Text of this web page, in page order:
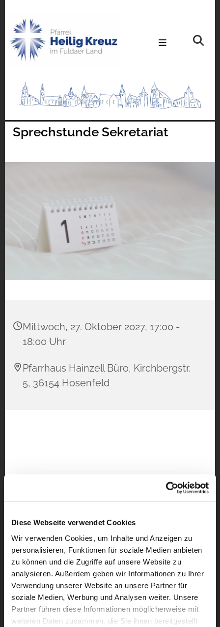
Diese Webseite verwendet Cookies
Wir verwenden Cookies, um Inhalte und Anzeigen zu
personalisieren, Funktionen für soziale Medien anbieten
zu können und die Zugriffe auf unsere Website zu
analysieren. Außerdem geben wir Informationen zu Ihrer
Verwendung unserer Website an unsere Partner für
soziale Medien, Werbung und Analysen weiter. Unsere
Partner führen diese Informationen möglicherweise mit
weiteren Daten zusammen, die Sie ihnen bereitgestellt
Sprechstunde Sekretariat
Mittwoch, 27. Oktober 2027, 17:00 -
18:00 Uhr
Pfarrhaus Hainzell Büro, Kirchbergstr.
5, 36154 Hosenfeld